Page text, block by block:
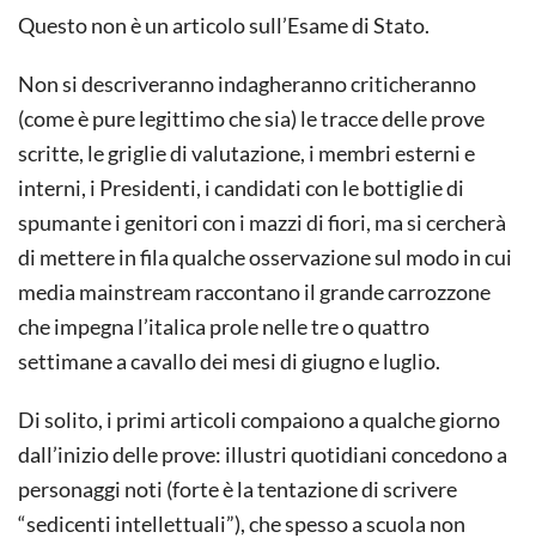
Questo non è un articolo sull’Esame di Stato.
Non si descriveranno indagheranno criticheranno
(come è pure legittimo che sia) le tracce delle prove
scritte, le griglie di valutazione, i membri esterni e
interni, i Presidenti, i candidati con le bottiglie di
spumante i genitori con i mazzi di fiori, ma si cercherà
di mettere in fila qualche osservazione sul modo in cui
media mainstream raccontano il grande carrozzone
che impegna l’italica prole nelle tre o quattro
settimane a cavallo dei mesi di giugno e luglio.
Di solito, i primi articoli compaiono a qualche giorno
dall’inizio delle prove: illustri quotidiani concedono a
personaggi noti (forte è la tentazione di scrivere
“sedicenti intellettuali”), che spesso a scuola non